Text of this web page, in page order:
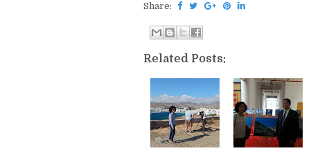
Share:
Related Posts: